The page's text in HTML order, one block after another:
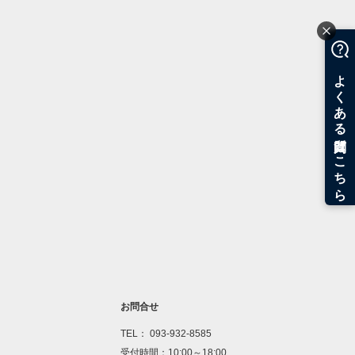
お問合せ
TEL： 093-932-8585
受付時間：10:00～18:00